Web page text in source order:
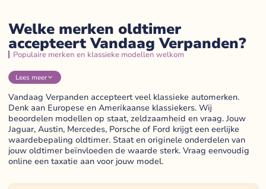
Welke merken oldtimer
accepteert Vandaag Verpanden?
Populaire merken en klassieke modellen welkom
Lees meer
Vandaag Verpanden accepteert veel klassieke automerken.
Denk aan Europese en Amerikaanse klassiekers. Wij
beoordelen modellen op staat, zeldzaamheid en vraag. Jouw
Jaguar, Austin, Mercedes, Porsche of Ford krijgt een eerlijke
waardebepaling oldtimer. Staat en originele onderdelen van
jouw oldtimer beïnvloeden de waarde sterk. Vraag eenvoudig
online een taxatie aan voor jouw model.